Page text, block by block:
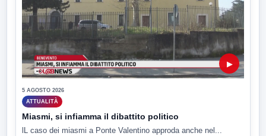
▶
5 AGOSTO 2026
ATTUALITÀ
Miasmi, si infiamma il dibattito politico
lL caso dei miasmi a Ponte Valentino approda anche nel...